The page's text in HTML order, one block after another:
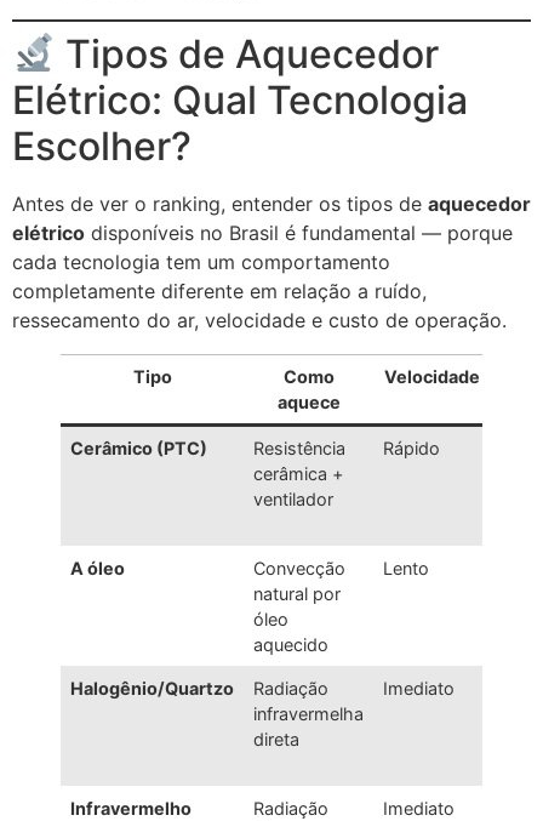
Tipos de Aquecedor
Elétrico: Qual Tecnologia
Escolher?
Antes de ver o ranking, entender os tipos de aquecedor
elétrico disponíveis no Brasil é fundamental — porque
cada tecnologia tem um comportamento
completamente diferente em relação a ruído,
ressecamento do ar, velocidade e custo de operação.
Tipo
Como
aquece
Velocidade
Cerâmico (PTC)
Resistência
cerâmica +
ventilador
Rápido
A óleo
Convecção
natural por
óleo
aquecido
Lento
Halogênio/Quartzo
Radiação
infravermelha
direta
Imediato
Infravermelho
Radiação
Imediato